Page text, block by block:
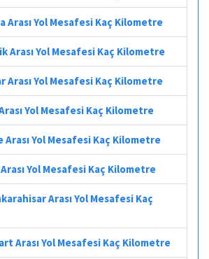
Arası Yol Mesafesi Kaç Kilometre
Arası Yol Mesafesi Kaç Kilometre
Arası Yol Mesafesi Kaç Kilometre
Yol Mesafesi Kaç Kilometre
Arası Yol Mesafesi Kaç Kilometre
Yol Mesafesi Kaç Kilometre
Arası Yol Mesafesi Kaç
Arası Yol Mesafesi Kaç Kilometre